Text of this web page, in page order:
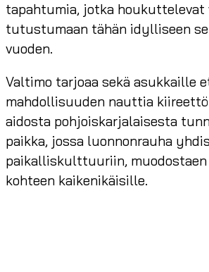
tapahtumia, jotka
tutustumaan tähän idylliseen
vuoden.
Valtimo tarjoaa sekä asukkaille
mahdollisuuden nauttia
aidosta pohjoiskarjalaisesta
paikka, jossa luonnonrauha
paikalliskulttuuriin,
kohteen kaikenikäisille.